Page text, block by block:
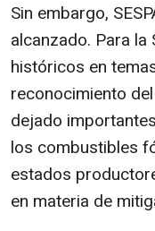
Sin embargo,
alcanzado. Para la
históricos en
reconocimiento
dejado
los combustibles
estados
en materia de